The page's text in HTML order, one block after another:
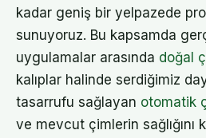
kadar geniş bir yelpazede
sunuyoruz. Bu kapsamda
uygulamalar arasında doğal
kalıplar halinde serdiğimiz
tasarrufu sağlayan otomatik
ve mevcut çimlerin sağlığını